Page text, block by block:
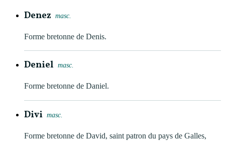
Denez masc.
Forme bretonne de Denis.
Deniel masc.
Forme bretonne de Daniel.
Divi masc.
Forme bretonne de David, saint patron du pays de Galles,